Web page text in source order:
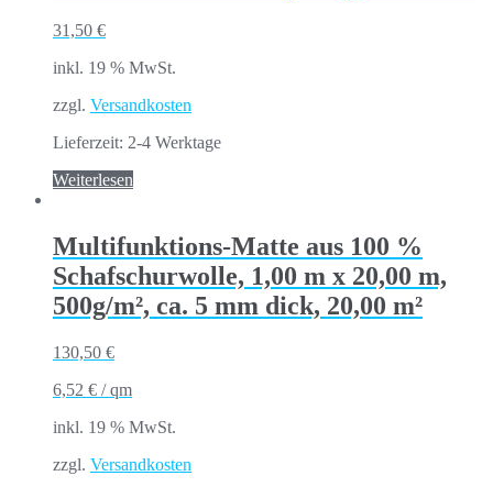
31,50 €
inkl. 19 % MwSt.
zzgl. Versandkosten
Lieferzeit: 2-4 Werktage
Weiterlesen
Multifunktions-Matte aus 100 %
Schafschurwolle, 1,00 m x 20,00 m,
500g/m², ca. 5 mm dick, 20,00 m²
130,50 €
6,52 € /qm
inkl. 19 % MwSt.
zzgl. Versandkosten